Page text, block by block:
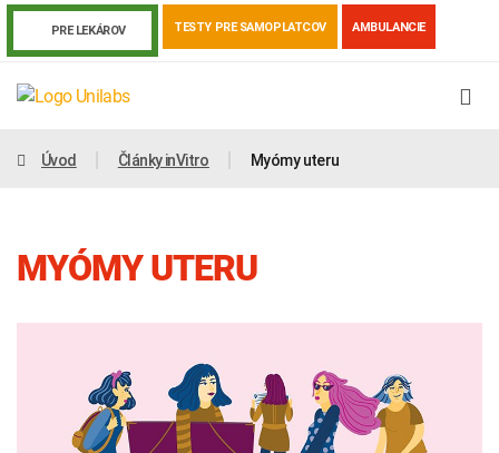
PRE LEKÁROV TESTY PRE SAMOPLATCOV AMBULANCIE
Genetika Covid-19 Žiadanky a tlačivá
Úvod Články inVitro Myómy uteru
MYÓMY UTERU